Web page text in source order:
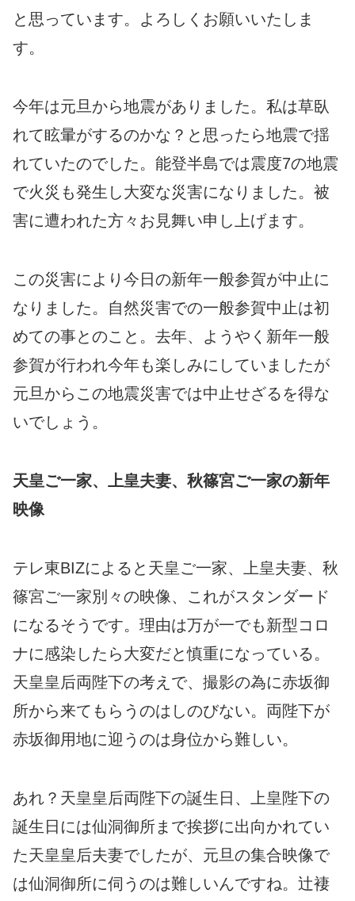
と思っています。よろしくお願いいたしま
す。
今年は元旦から地震がありました。私は草臥
れて眩暈がするのかな？と思ったら地震で揺
れていたのでした。能登半島では震度7の地震
で火災も発生し大変な災害になりました。被
害に遭われた方々お見舞い申し上げます。
この災害により今日の新年一般参賀が中止に
なりました。自然災害での一般参賀中止は初
めての事とのこと。去年、ようやく新年一般
参賀が行われ今年も楽しみにしていましたが
元旦からこの地震災害では中止せざるを得な
いでしょう。
天皇ご一家、上皇夫妻、秋篠宮ご一家の新年
映像
テレ東BIZによると天皇ご一家、上皇夫妻、秋
篠宮ご一家別々の映像、これがスタンダード
になるそうです。理由は万が一でも新型コロ
ナに感染したら大変だと慎重になっている。
天皇皇后両陛下の考えで、撮影の為に赤坂御
所から来てもらうのはしのびない。両陛下が
赤坂御用地に迎うのは身位から難しい。
あれ？天皇皇后両陛下の誕生日、上皇陛下の
誕生日には仙洞御所まで挨拶に出向かれてい
た天皇皇后夫妻でしたが、元旦の集合映像で
は仙洞御所に伺うのは難しいんですね。辻褄